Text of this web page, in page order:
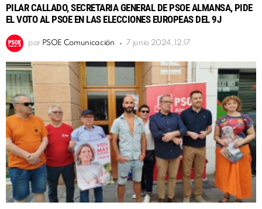
PILAR CALLADO, SECRETARIA GENERAL DE PSOE ALMANSA, PIDE
EL VOTO AL PSOE EN LAS ELECCIONES EUROPEAS DEL 9J
por PSOE Comunicación 7 junio 2024, 12:17